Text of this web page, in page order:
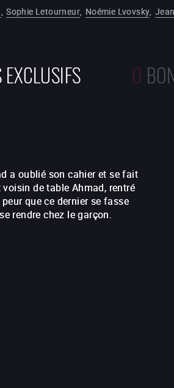
, Sophie Letourneur, Noémie Lvovsky,
0
a oublié son cahier et se fait
de table Ahmad, rentré
que ce dernier se fasse
rendre chez le garçon.